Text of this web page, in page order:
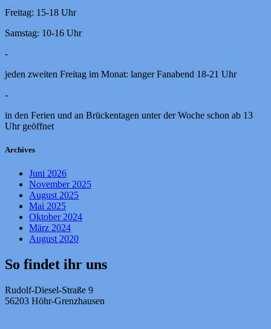
Freitag: 15-18 Uhr
Samstag: 10-16 Uhr
-
jeden zweiten Freitag im Monat: langer Fanabend 18-21 Uhr
-
in den Ferien und an Brückentagen unter der Woche schon ab 13
Uhr geöffnet
Archives
Juni 2026
November 2025
August 2025
Mai 2025
Oktober 2024
März 2024
August 2020
So findet ihr uns
Rudolf-Diesel-Straße 9
56203 Höhr-Grenzhausen